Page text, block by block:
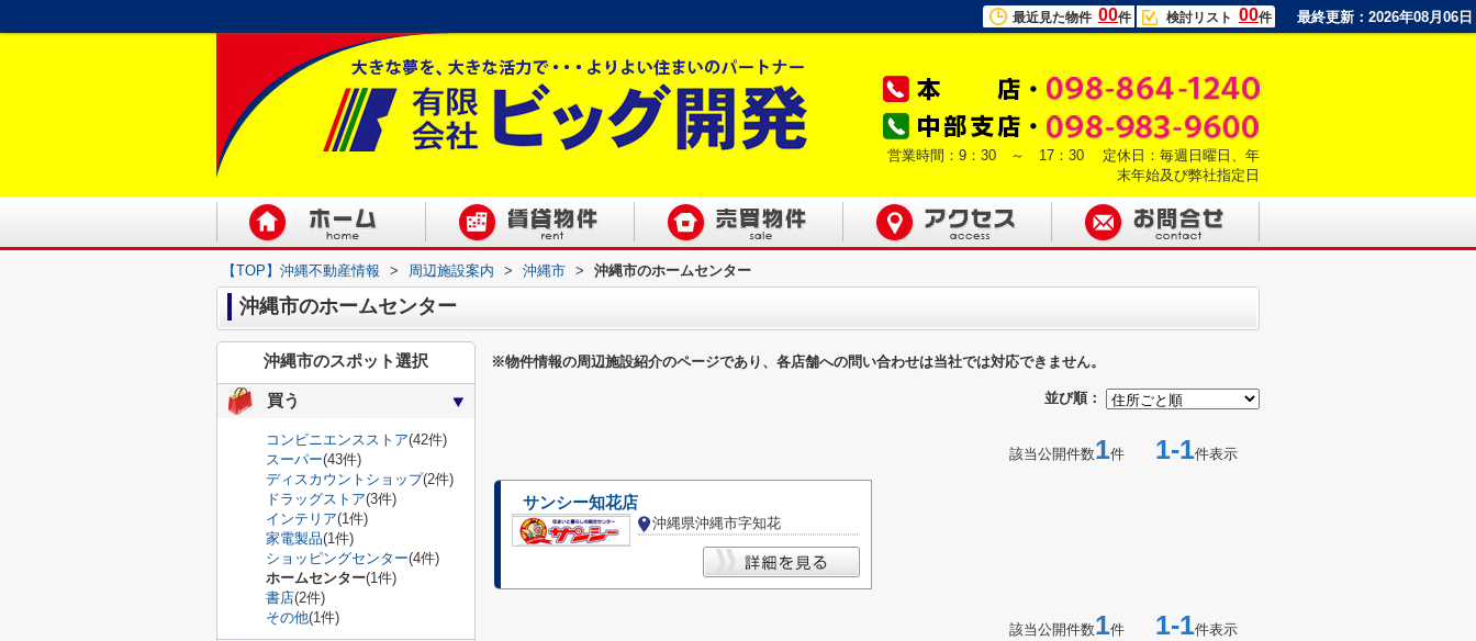
最近見た物件 00件 検討リスト 00件 最終更新：2026年08月06日
営業時間：9：30 ～ 17：30 定休日：毎週日曜日、年
末年始及び弊社指定日
【TOP】沖縄不動産情報 > 周辺施設案内 > 沖縄市 > 沖縄市のホームセンター
沖縄市のホームセンター
※物件情報の周辺施設紹介のページであり、各店舗への問い合わせは当社では対応できません。
並び順：
該当公開件数1件 1-1件表示
サンシー知花店
沖縄県沖縄市字知花
該当公開件数1件 1-1件表示
沖縄市のスポット選択
買う
コンビニエンスストア(42件)
スーパー(43件)
ディスカウントショップ(2件)
ドラッグストア(3件)
インテリア(1件)
家電製品(1件)
ショッピングセンター(4件)
ホームセンター(1件)
書店(2件)
その他(1件)